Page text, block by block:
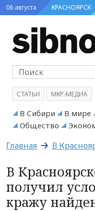
06 августа КРАСНОЯРСК
СТАТЬИ МКР-МЕДИА
В Сибири В мире
Общество
Главная В
В
получил
кражу